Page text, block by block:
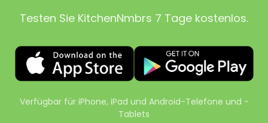
Testen Sie KitchenNmbrs 7 Tage kostenlos.
Verfügbar für iPhone, iPad und Android-Telefone und -
Tablets